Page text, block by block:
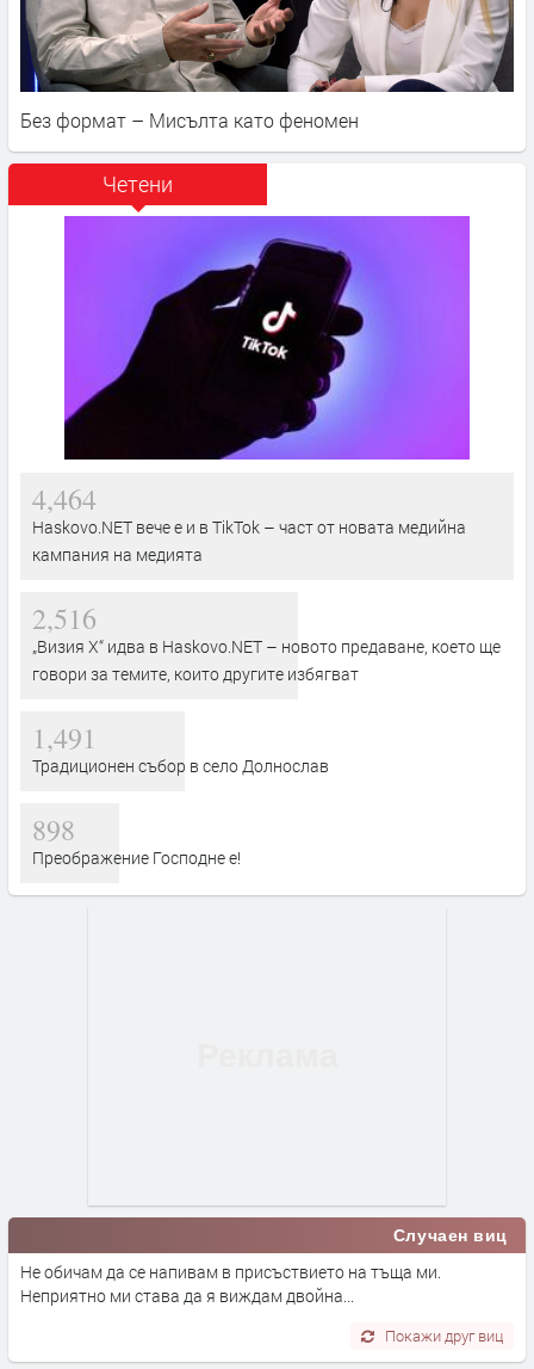
Без формат – Мисълта като феномен
Четени
4,464
Haskovo.NET вече е и в TikTok – част от новата медийна
кампания на медията
2,516
„Визия Х“ идва в Haskovo.NET – новото предаване, което ще
говори за темите, които другите избягват
1,491
Традиционен събор в село Долнослав
898
Преображение Господне е!
Случаен виц
Не обичам да се напивам в присъствието на тъща ми.
Неприятно ми става да я виждам двойна...
Покажи друг виц